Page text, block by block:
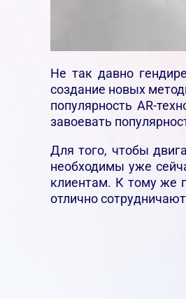
Не так давно
создание новых
популярность AR-
завоевать
Для того, чтобы
необходимы уже
клиентам. К тому же
отлично